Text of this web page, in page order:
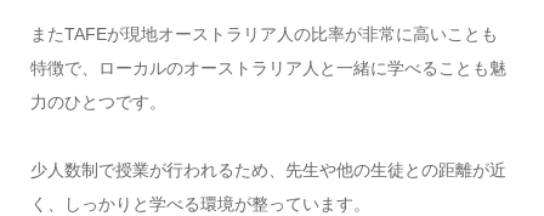
またTAFEが現地オーストラリア人の比率が非常に高いことも
特徴で、ローカルのオーストラリア人と一緒に学べることも魅
力のひとつです。
少人数制で授業が行われるため、先生や他の生徒との距離が近
く、しっかりと学べる環境が整っています。